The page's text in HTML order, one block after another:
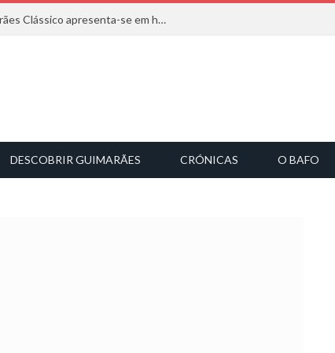
Com inspiração na natureza, o Guimarães Clássico apresenta-se em harmonia musical
DESCOBRIR GUIMARÃES CRÓNICAS O BAFO